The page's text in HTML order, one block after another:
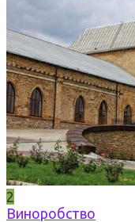
2
Виноробство